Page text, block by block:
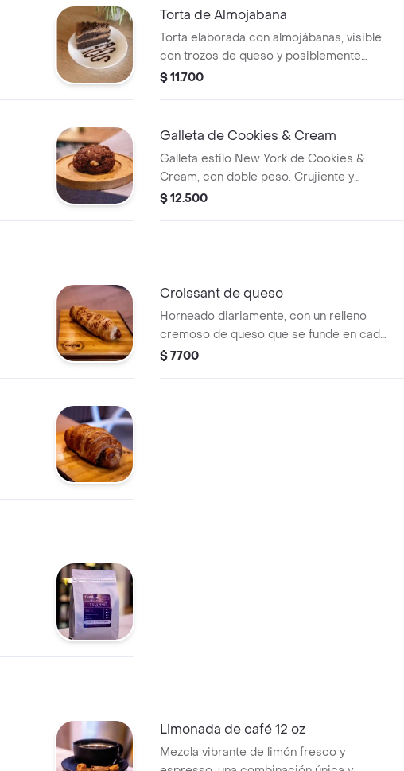
Torta de Almojabana
Torta elaborada con almojábanas, visible
con trozos de queso y posiblemente
bocadillo. Ideal para disfrutar como
$ 11.700
Galleta de Cookies & Cream
Galleta estilo New York de Cookies &
Cream, con doble peso. Crujiente y
cremosa.
$ 12.500
Croissant de queso
Horneado diariamente, con un relleno
cremoso de queso que se funde en cada
bocado.
$ 7700
Limonada de café 12 oz
Mezcla vibrante de limón fresco y